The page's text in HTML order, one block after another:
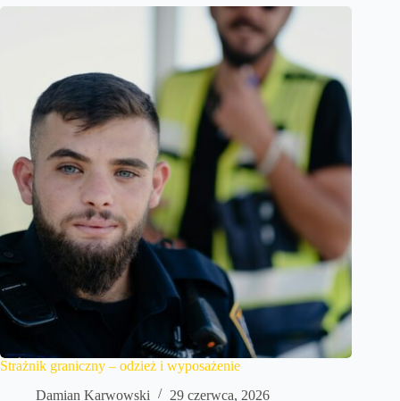
Strażnik graniczny – odzież i wyposażenie
Damian Karwowski
29 czerwca, 2026